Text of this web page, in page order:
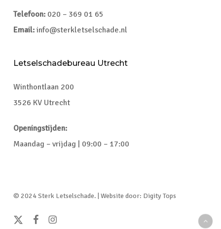
Telefoon: 020 – 369 01 65
Email: info@sterkletselschade.nl
Letselschadebureau Utrecht
Winthontlaan 200
3526 KV Utrecht
Openingstijden:
Maandag – vrijdag | 09:00 – 17:00
© 2024 Sterk Letselschade. | Website door: Digity Tops
x-
facebookinstagram